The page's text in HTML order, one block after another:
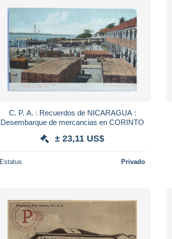
C. P. A. : Recuerdos de NICARAGUA :
Desembarque de mercancias en CORINTO
± 23,11 US$
Estatus Privado